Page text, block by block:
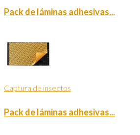
Pack de láminas adhesivas...
Captura de insectos
Pack de láminas adhesivas...